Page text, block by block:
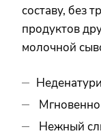
составу, без
продуктов
молочной
Мгновенно
Нежный